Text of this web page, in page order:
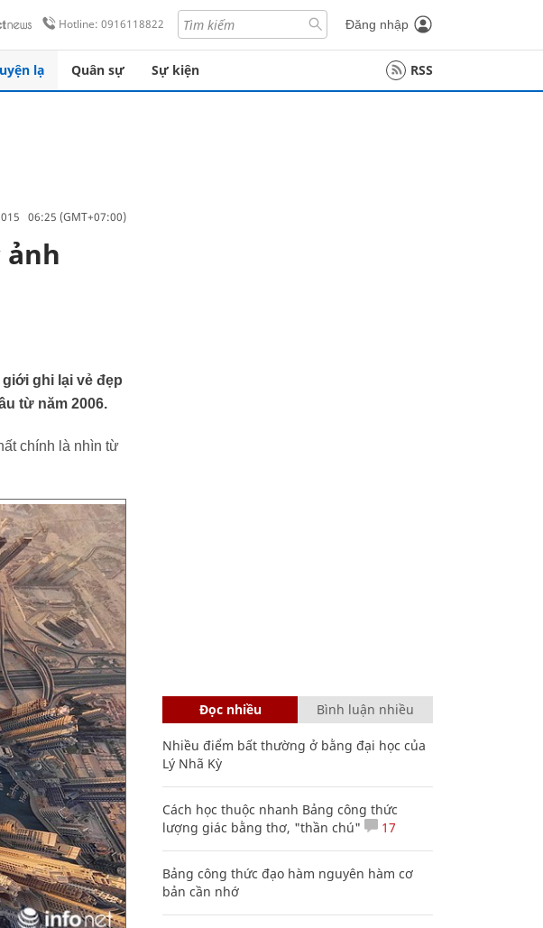
Hotline: 0916118822 Đăng nhập
lạ Quân sự Sự kiện RSS
06:25 (GMT+07:00)
ghi lại vẻ đẹp
từ năm 2006.
chính là nhìn từ
Đọc nhiều Bình luận nhiều
Nhiều điểm bất thường ở bằng đại học của
Lý Nhã Kỳ
Cách học thuộc nhanh Bảng công thức
lượng giác bằng thơ, "thần chú"
17
Bảng công thức đạo hàm nguyên hàm cơ
bản cần nhớ